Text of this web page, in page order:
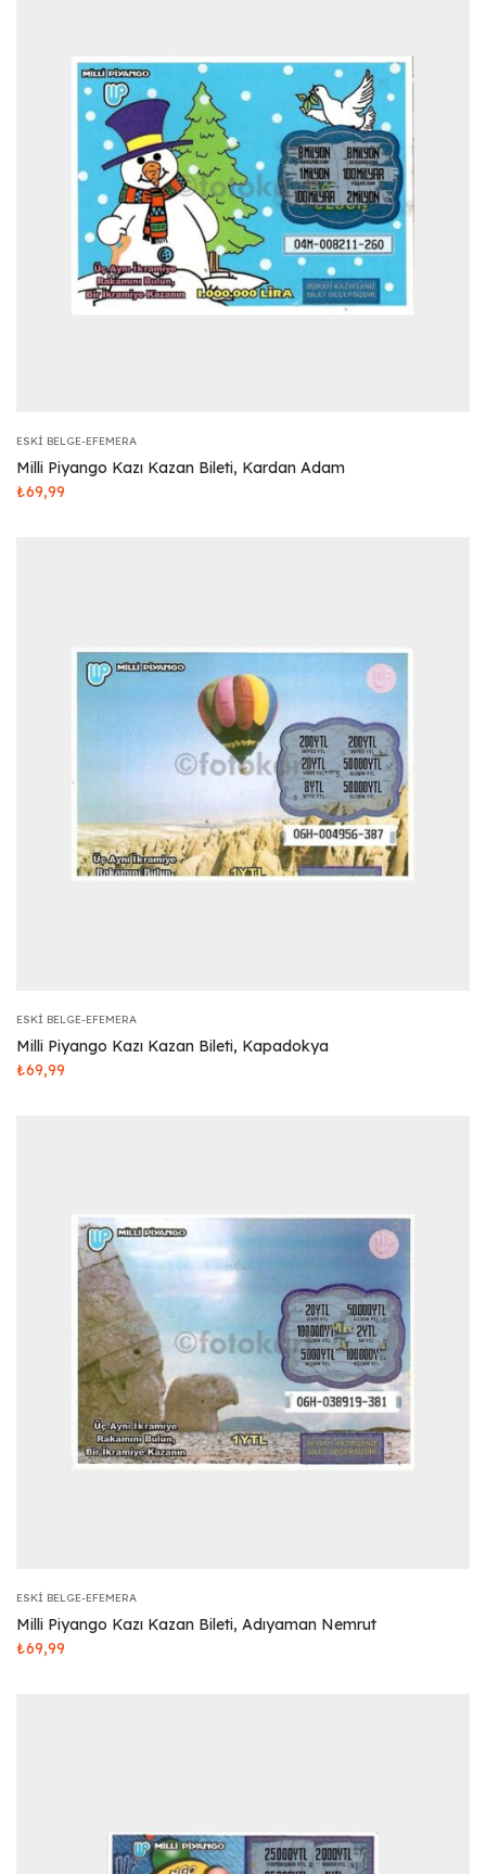
ESKI BELGE-EFEMERA
Milli Piyango Kazı Kazan Bileti, Kardan Adam
₺69,99
ESKI BELGE-EFEMERA
Milli Piyango Kazı Kazan Bileti, Kapadokya
₺69,99
ESKI BELGE-EFEMERA
Milli Piyango Kazı Kazan Bileti, Adıyaman Nemrut
₺69,99